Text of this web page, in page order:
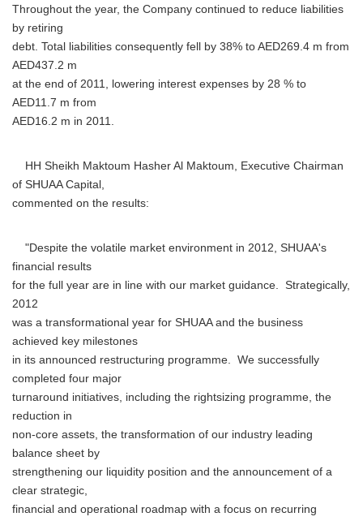
Throughout the year, the Company continued to reduce liabilities
by retiring
debt. Total liabilities consequently fell by 38% to AED269.4 m from
AED437.2 m
at the end of 2011, lowering interest expenses by 28 % to
AED11.7 m from
AED16.2 m in 2011.
HH Sheikh Maktoum Hasher Al Maktoum, Executive Chairman
of SHUAA Capital,
commented on the results:
"Despite the volatile market environment in 2012, SHUAA's
financial results
for the full year are in line with our market guidance. Strategically,
2012
was a transformational year for SHUAA and the business
achieved key milestones
in its announced restructuring programme. We successfully
completed four major
turnaround initiatives, including the rightsizing programme, the
reduction in
non-core assets, the transformation of our industry leading
balance sheet by
strengthening our liquidity position and the announcement of a
clear strategic,
financial and operational roadmap with a focus on recurring